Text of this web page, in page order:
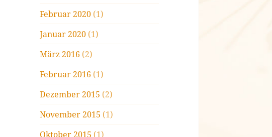
Februar 2020 (1)
Januar 2020 (1)
März 2016 (2)
Februar 2016 (1)
Dezember 2015 (2)
November 2015 (1)
Oktober 2015 (1)